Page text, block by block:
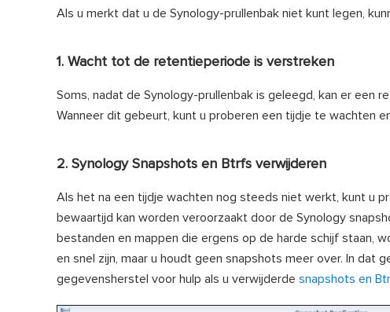
Als u merkt dat u de Synology-prullenbak niet kunt legen,
1. Wacht tot de retentieperiode is verstreken
Soms, nadat de Synology-prullenbak is geleegd, kan er
Wanneer dit gebeurt, kunt u proberen een tijdje te wachten
2. Synology Snapshots en Btrfs verwijderen
Als het na een tijdje wachten nog steeds niet werkt, kunt u
bewaartijd kan worden veroorzaakt door de Synology
bestanden en mappen die ergens op de harde schijf staan,
en snel zijn, maar u houdt geen snapshots meer over. In dat
gegevensherstel voor hulp als u verwijderde snapshots en